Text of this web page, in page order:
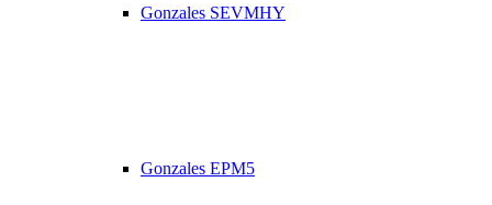
Gonzales SEVMHY
Gonzales EPM5